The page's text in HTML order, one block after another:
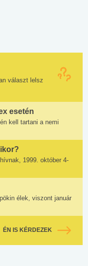
választ lelsz
esetén
kell tartani a nemi
1999. október 4-
élek, viszont január
ÉN IS KÉRDEZEK